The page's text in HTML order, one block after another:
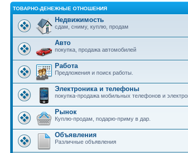
ТОВАРНО-ДЕНЕЖНЫЕ ОТНОШЕНИЯ
Недвижимость
сдам, сниму, куплю, продам
Авто
покупка, продажа автомобилей
Работа
Предложения и поиск работы.
Электроника и телефоны
покупка-продажа мобильных телефонов и
Рынок
Куплю-продам, подарю-приму в дар.
Объявления
Различные объявления